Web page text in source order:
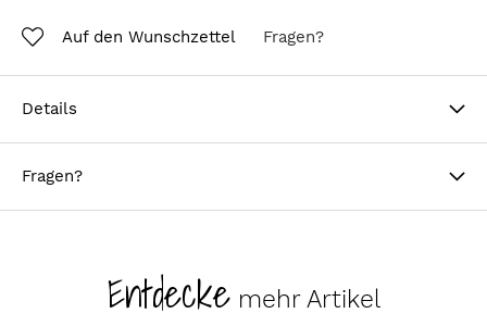
Auf den Wunschzettel Fragen?
Details
Fragen?
Entdeckemehr Artikel